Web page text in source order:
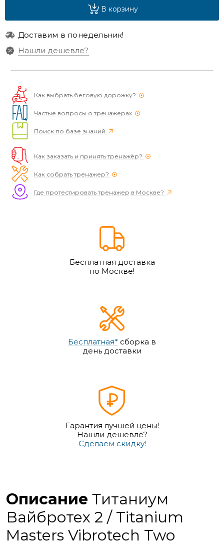
В корзину
Доставим в понедельник!
Нашли дешевле?
Как выбрать беговую дорожку?
Частые вопросы о тренажерах
Поиск по базе знаний
Как заказать и принять тренажёр?
Как собрать тренажер?
Где протестировать тренажер в Москве?
Бесплатная доставка
по Москве!
Бесплатная* сборка в
день доставки
Гарантия лучшей цены!
Нашли дешевле?
Сделаем скидку!
Описание Титаниум
Вайбротех 2 / Titanium
Masters Vibrotech Two